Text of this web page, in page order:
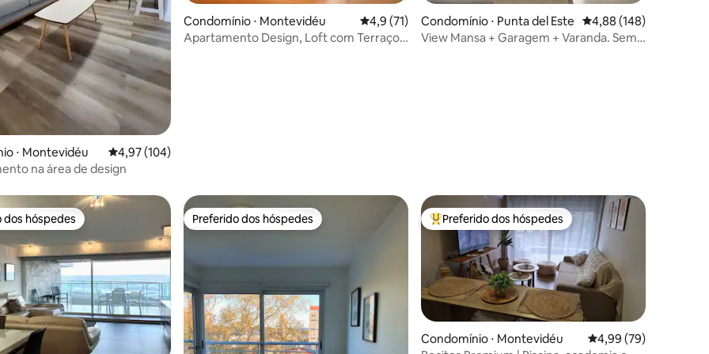
de 5, 195 avaliações
⋅ Montevidéu 4,97 de uma avaliação média de 5, 104 avaliações
4,97 (104)
na área de design
Condomínio ⋅ Montevidéu 4,9 de uma avaliação média de 5, 71 avaliações
4,9 (71)
Apartamento Design, Loft com Terraço.
Condomínio ⋅ Punta del Este 4,88 de uma avaliação
4,88 (148)
View Mansa + Garagem + Varanda. Sem
dos hóspedes
dos hóspedes Preferido dos hóspedes
Preferido dos hóspedes Entre os melhores preferidos dos hóspedes
Preferido dos hóspedes
Condomínio ⋅ Montevidéu 4,99 de uma
4,99 (79)